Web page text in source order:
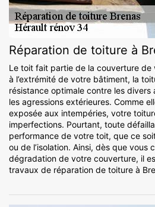
Réparation de toiture à
Le toit fait partie de la couverture de
à l’extrémité de votre bâtiment, la
résistance optimale contre les divers
les agressions extérieures. Comme
exposée aux intempéries, votre
imperfections. Pourtant, toute
performance de votre toit, que ce
ou de l’isolation. Ainsi, dès que vous
dégradation de votre couverture, il
travaux de réparation de toiture à